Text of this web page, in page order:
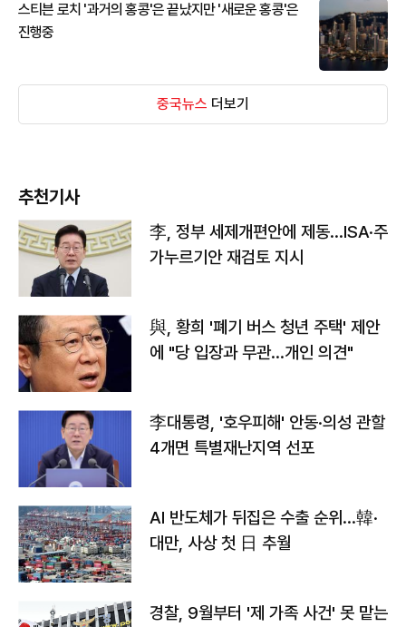
스티븐 로치 '과거의 홍콩'은 끝났지만 '새로운 홍콩'은
진행중
중국뉴스 더보기
추천기사
李, 정부 세제개편안에 제동…ISA·주
가누르기안 재검토 지시
與, 황희 '폐기 버스 청년 주택' 제안
에 "당 입장과 무관…개인 의견"
李대통령, '호우피해' 안동·의성 관할
4개면 특별재난지역 선포
AI 반도체가 뒤집은 수출 순위…韓·
대만, 사상 첫 日 추월
경찰, 9월부터 '제 가족 사건' 못 맡는